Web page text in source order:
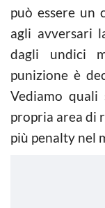
può essere un
agli avversari
dagli undici
punizione è
Vediamo
propria area di
più penalty nel